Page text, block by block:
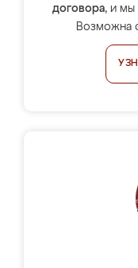
договора, и мы
Возможна